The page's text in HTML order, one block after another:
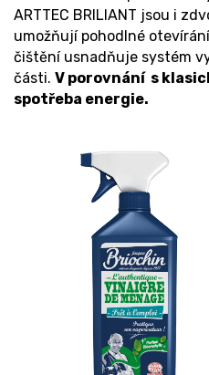
ARTTEC BRILIANT jsou i
umožňují pohodlné
čištění usnadňuje systém
části. V porovnání s
spotřeba energie.